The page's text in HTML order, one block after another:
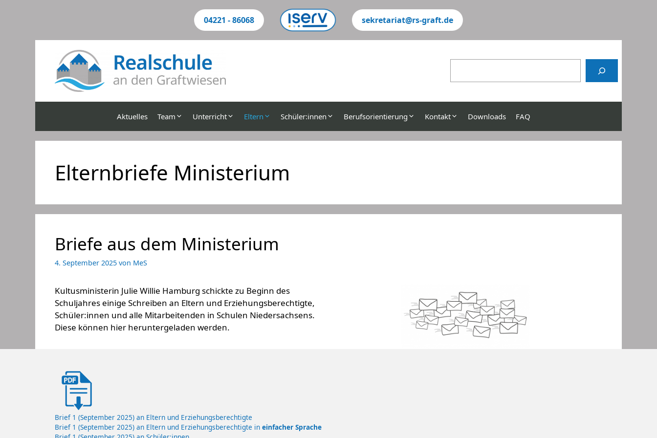
04221 - 86068 sekretariat@rs-graft.de
Aktuelles Team Unterricht Eltern Schüler:innen Berufsorientierung Kontakt Downloads FAQ
Elternbriefe Ministerium
Briefe aus dem Ministerium
4. September 2025 von MeS
Kultusministerin Julie Willie Hamburg schickte zu Beginn des
Schuljahres einige Schreiben an Eltern und Erziehungsberechtigte,
Schüler:innen und alle Mitarbeitenden in Schulen Niedersachsens.
Diese können hier heruntergeladen werden.
Brief 1 (September 2025) an Eltern und Erziehungsberechtigte
Brief 1 (September 2025) an Eltern und Erziehungsberechtigte in einfacher Sprache